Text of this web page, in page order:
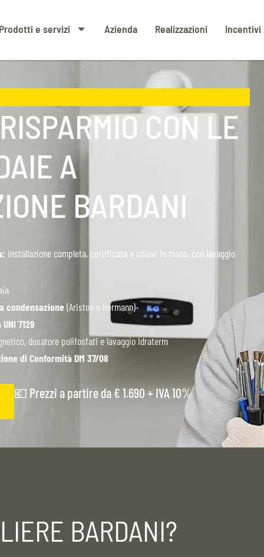
Prodotti e servizi Azienda Realizzazioni Incentivi
CON LE
A
BARDANI
installazione completa, certificata e chiavi in mano, con lavaggio
condensazione(Ariston o Hermann)
7129
dosatore polifosfati e lavaggio Idraterm
di Conformità DM 37/08
💶 Prezzi a partire da € 1.690 + IVA 10%
BARDANI?